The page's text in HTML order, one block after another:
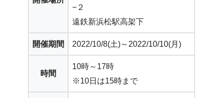
−２
遠鉄新浜松駅高架下
開催期間 2022/10/8(土)～2022/10/10(月)
時間
10時～17時
※10日は15時まで